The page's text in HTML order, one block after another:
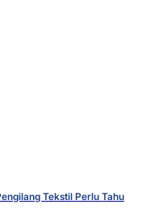
Tekstil Perlu Tahu